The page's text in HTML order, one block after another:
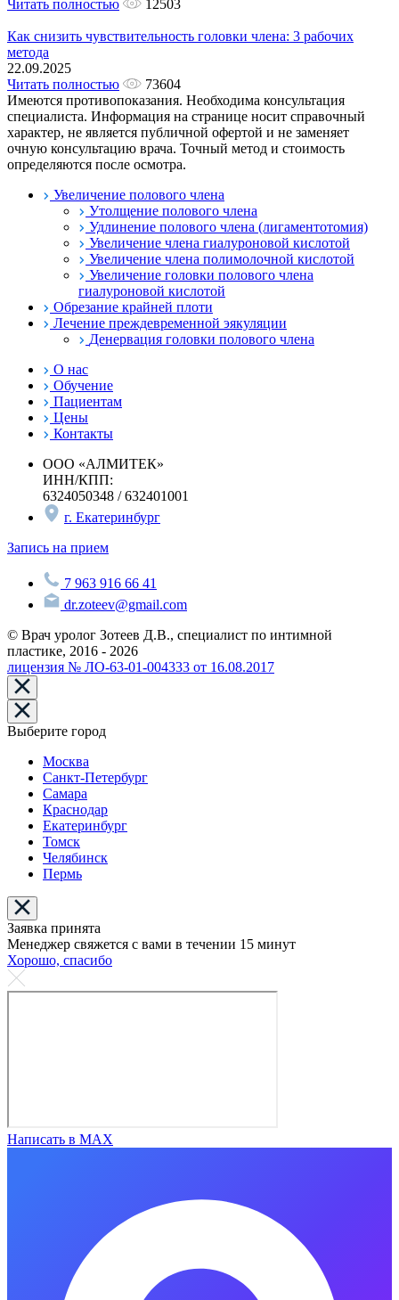
Читать полностью
12503
Как снизить чувствительность головки члена: 3 рабочих
метода
22.09.2025
Читать полностью
73604
Имеются противопоказания. Необходима консультация
специалиста. Информация на странице носит справочный
характер, не является публичной офертой и не заменяет
очную консультацию врача. Точный метод и стоимость
определяются после осмотра.
Увеличение полового члена
Утолщение полового члена
Удлинение полового члена (лигаментотомия)
Увеличение члена гиалуроновой кислотой
Увеличение члена полимолочной кислотой
Увеличение головки полового члена
гиалуроновой кислотой
Обрезание крайней плоти
Лечение преждевременной эякуляции
Денервация головки полового члена
О нас
Обучение
Пациентам
Цены
Контакты
ООО «АЛМИТЕК»
ИНН/КПП:
6324050348 / 632401001
г. Екатеринбург
Запись на прием
7 963 916 66 41
dr.zoteev@gmail.com
© Врач уролог Зотеев Д.В., специалист по интимной
пластике, 2016 - 2026
лицензия № ЛО-63-01-004333 от 16.08.2017
Выберите город
Москва
Санкт-Петербург
Самара
Краснодар
Екатеринбург
Томск
Челябинск
Пермь
Заявка принята
Менеджер свяжется с вами в течении 15 минут
Хорошо, спасибо
Написать в MAX